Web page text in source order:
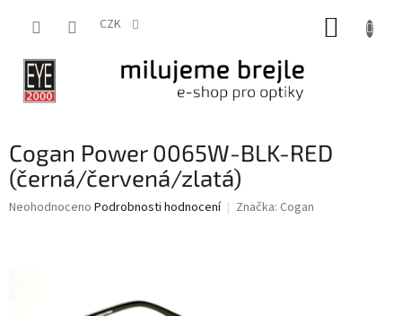
CZK
Cogan Power 0065W-BLK-RED
(černá/červená/zlatá)
Průměrné
Neohodnoceno Podrobnosti hodnocení Značka: Cogan